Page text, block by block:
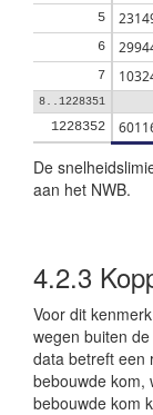
5
6
7
8..1228351
1228352
De
aan het NWB.
4.2.3
Voor dit
wegen buiten
data betreft een
bebouwde kom,
bebouwde kom